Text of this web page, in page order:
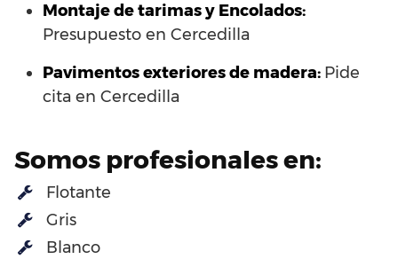
Montaje de tarimas y Encolados:
Presupuesto en Cercedilla
Pavimentos exteriores de madera: Pide
cita en Cercedilla
Somos profesionales en:
Flotante
Gris
Blanco